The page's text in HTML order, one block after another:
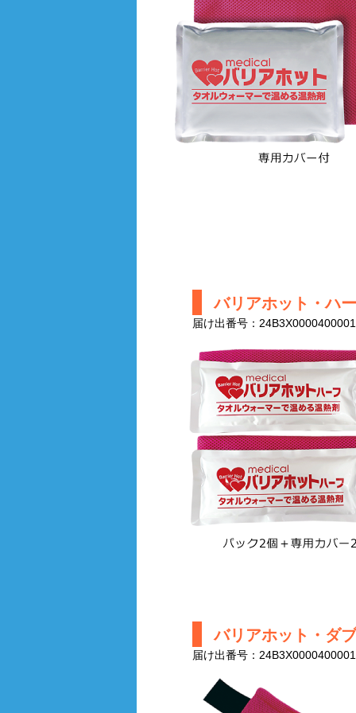
バリアホット・ハ
届け出番号：
バリアホット・ダ
届け出番号：